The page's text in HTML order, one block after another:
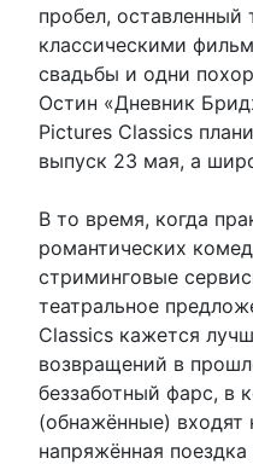
пробел,
классическими
свадьбы и одни
Остин «Дневник
Pictures Classics
выпуск 23 мая, а
В то время, когда
романтических
стриминговые
театральное
Classics кажется
возвращений в
беззаботный фарс, в
(обнажённые) входят
напряжённая